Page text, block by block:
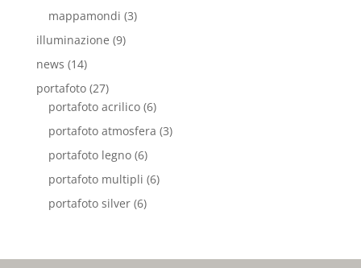
mappamondi (3)
illuminazione (9)
news (14)
portafoto(27)
portafoto acrilico(6)
portafoto atmosfera (3)
portafoto legno(6)
portafoto multipli (6)
portafoto silver(6)